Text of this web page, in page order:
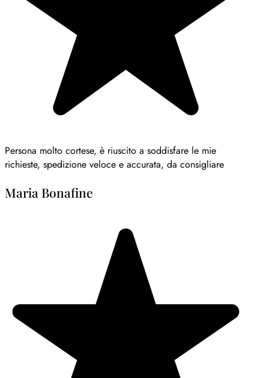
Persona molto cortese, è riuscito a soddisfare le mie
richieste, spedizione veloce e accurata, da consigliare
Maria Bonafine